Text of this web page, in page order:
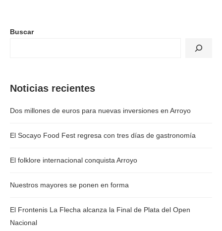
Buscar
Noticias recientes
Dos millones de euros para nuevas inversiones en Arroyo
El Socayo Food Fest regresa con tres días de gastronomía
El folklore internacional conquista Arroyo
Nuestros mayores se ponen en forma
El Frontenis La Flecha alcanza la Final de Plata del Open
Nacional